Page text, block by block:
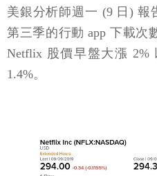
美銀分析師週一 (9 日) 報
第三季的行動 app 下載次
Netflix 股價早盤大漲 2%
1.4%。